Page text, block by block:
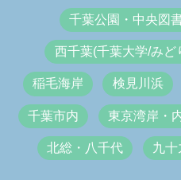
千葉公園・中央図
西千葉(千葉大学/みど
稲毛海岸 検見川浜
千葉市内 東京湾岸・
北総・八千代 九十